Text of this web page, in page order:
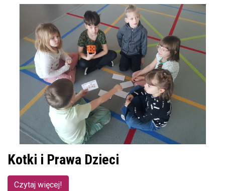
Kotki i Prawa Dzieci
Czytaj więcej!